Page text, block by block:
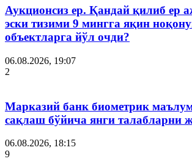
Аукционсиз ер. Қандай қилиб ер
эски тизими 9 мингга яқин
объектларга йўл очди?
06.08.2026, 19:07
2
Марказий банк биометрик
сақлаш бўйича янги талабларни
06.08.2026, 18:15
9